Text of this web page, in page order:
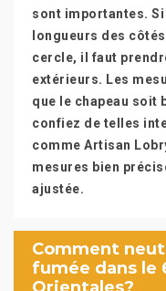
sont importantes.
longueurs des
cercle, il faut
extérieurs. Les
que le chapeau soit
confiez de telles
comme Artisan
mesures bien
ajustée.
Comment
fumée dans le
Orientales?